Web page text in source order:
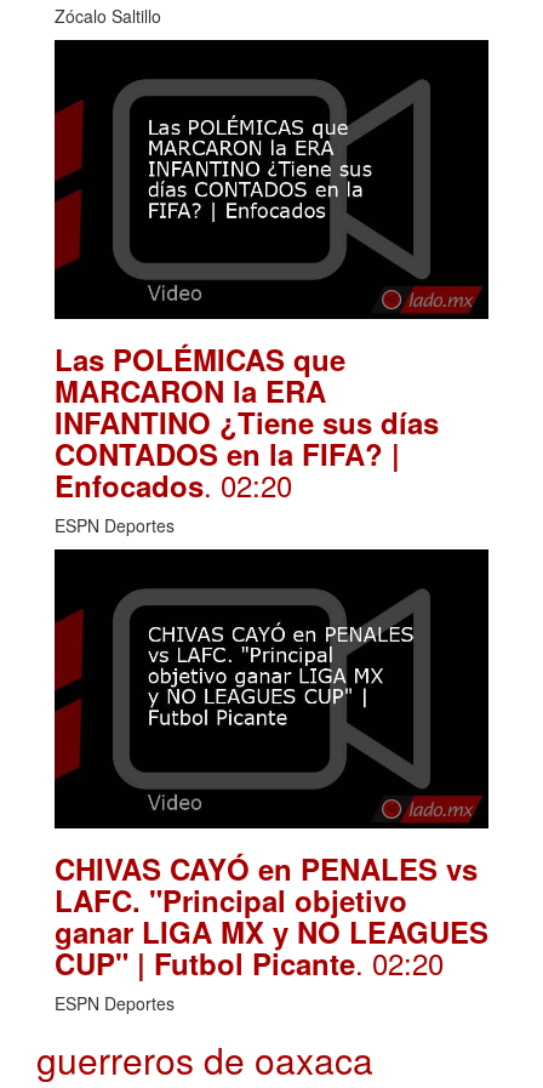
Zócalo Saltillo
Las POLÉMICAS que
MARCARON la ERA
INFANTINO ¿Tiene sus días
CONTADOS en la FIFA? |
Enfocados. 02:20
ESPN Deportes
CHIVAS CAYÓ en PENALES vs
LAFC. "Principal objetivo
ganar LIGA MX y NO LEAGUES
CUP" | Futbol Picante. 02:20
ESPN Deportes
guerreros de oaxaca